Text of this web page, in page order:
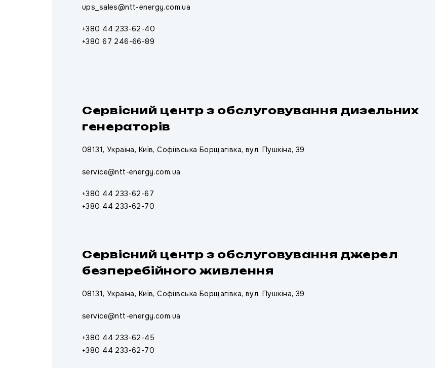
ups_sales@ntt-energy.com.ua
+380 44 233-62-40
+380 67 246-66-89
Сервісний центр з обслуговування дизельних
генераторів
08131, Україна, Київ, Софіївська Борщагівка, вул. Пушкіна, 39
service@ntt-energy.com.ua
+380 44 233-62-67
+380 44 233-62-70
Сервісний центр з обслуговування джерел
безперебійного живлення
08131, Україна, Київ, Софіївська Борщагівка, вул. Пушкіна, 39
service@ntt-energy.com.ua
+380 44 233-62-45
+380 44 233-62-70